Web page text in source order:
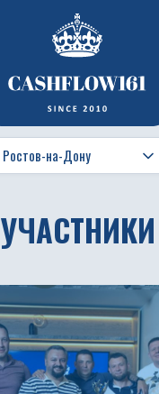
УЧАСТНИКИ